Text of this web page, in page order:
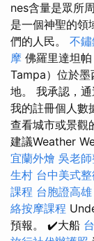
nes含量是眾所
是一個神聖的領
們的人民。 不
摩 佛羅里達坦
Tampa）位於墨
地。 我承認，
我的註冊個人數
查看城市或景觀
建議Weather
宜蘭外燴 吳老
生村 台中美式整
課程 台胞證高雄
絡按摩課程
預報。 ✔️大船